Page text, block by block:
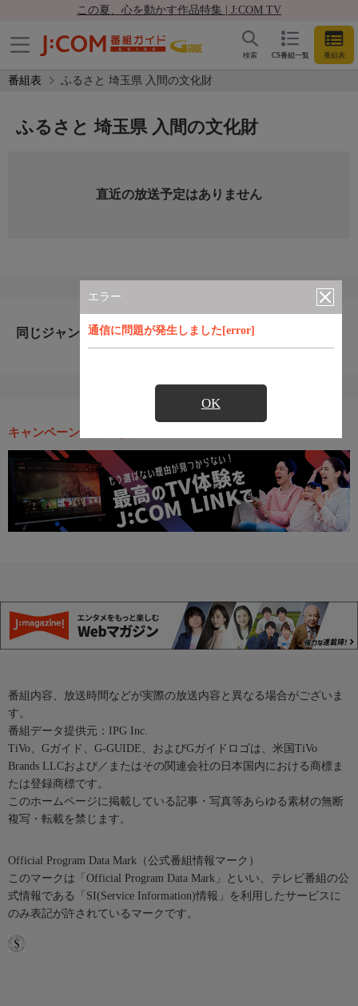
この夏、心を動かす作品特集 | J:COM TV
CS番組一覧 番組表
検索
番組表 ふるさと 埼玉県 入間の文化財
エラー
通信に問題が発生しました[error]
OK
ふるさと 埼玉県 入間の文化財
直近の放送予定はありません
同じジャンルのおすすめ番組
キャンペーン・お得な情報
番組内容、放送時間などが実際の放送内容と異なる場合がございま
す。
番組データ提供元：IPG Inc.
TiVo、Gガイド、G-GUIDE、およびGガイドロゴは、米国TiVo
Brands LLCおよび／またはその関連会社の日本国内における商標ま
たは登録商標です。
このホームページに掲載している記事・写真等あらゆる素材の無断
複写・転載を禁じます。
Official Program Data Mark（公式番組情報マーク）
このマークは「Official Program Data Mark」といい、テレビ番組の公
式情報である「SI(Service Information)情報」を利用したサービスに
のみ表記が許されているマークです。